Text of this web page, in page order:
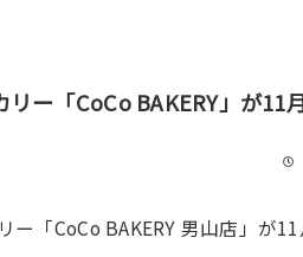
リー「CoCo BAKERY」が11
ー「CoCo BAKERY 男山店」が